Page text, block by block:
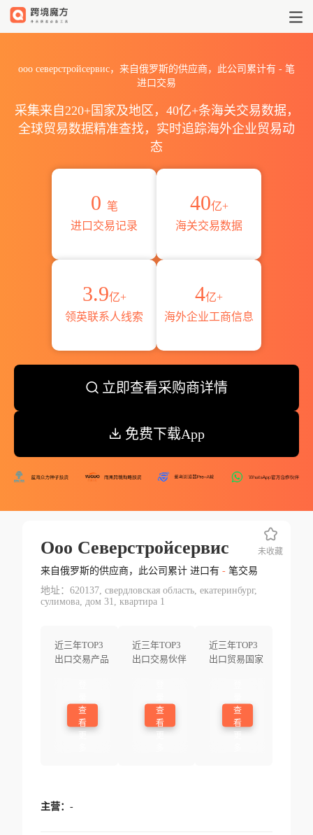
ооо северстройсервис，来自俄罗斯的供应商，此公司累计有 - 笔
进口交易
采集来自220+国家及地区，40亿+条海关交易数据，
全球贸易数据精准查找，实时追踪海外企业贸易动
态
0 笔
进口交易记录
40亿+
海关交易数据
3.9亿+
领英联系人线索
4亿+
海外企业工商信息
立即查看采购商详情
免费下载App
Ооо Северстройсервис
来自俄罗斯的供应商，此公司累计 进口有 -笔交易
地址：620137, свердловская область, екатеринбург,
сулимова, дом 31, квартира 1
近三年TOP3
出口交易产品
查
看
近三年TOP3
出口交易伙伴
查
看
近三年TOP3
出口贸易国家
查
看
未收藏
主营： -